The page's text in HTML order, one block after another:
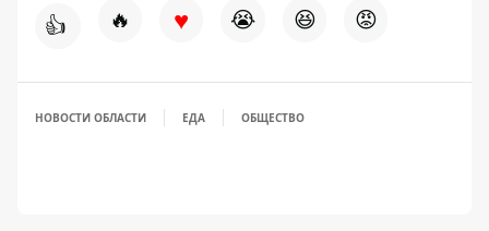
👍 🔥 ♥ 😭 😆 😡
НОВОСТИ ОБЛАСТИ ЕДА ОБЩЕСТВО